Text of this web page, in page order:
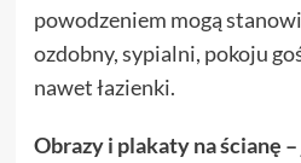
powodzeniem mogą
ozdobny, sypialni, pokoju
nawet łazienki.
Obrazy i plakaty na ścianę